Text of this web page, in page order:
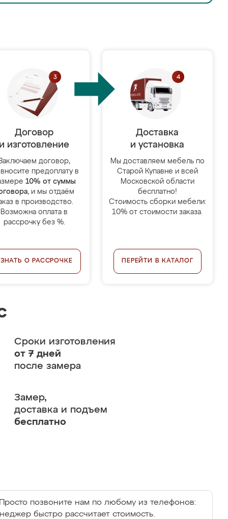
Договор
и изготовление
договор,
предоплату в
10% от суммы
, и мы отдаём
в производство.
Возможна оплата в
рассрочку без %.
О РАССРОЧКЕ
Доставка
и установка
Мы доставляем мебель по
Старой Купавне и всей
Московской области
бесплатно!
Стоимость сборки мебели:
10% от стоимости заказа.
ПЕРЕЙТИ В КАТАЛОГ
Сроки изготовления
от 7 дней
после замера
Замер,
доставка и подъем
бесплатно
позвоните нам по любому из телефонов:
быстро рассчитает стоимость.